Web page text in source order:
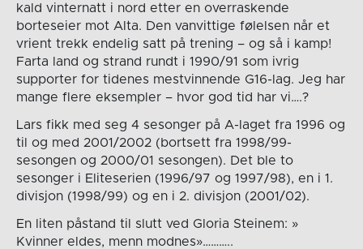
kald vinternatt i nord etter en overraskende
borteseier mot Alta. Den vanvittige følelsen når et
vrient trekk endelig satt på trening – og så i kamp!
Farta land og strand rundt i 1990/91 som ivrig
supporter for tidenes mestvinnende G16-lag. Jeg har
mange flere eksempler – hvor god tid har vi….?
Lars fikk med seg 4 sesonger på A-laget fra 1996 og
til og med 2001/2002 (bortsett fra 1998/99-
sesongen og 2000/01 sesongen). Det ble to
sesonger i Eliteserien (1996/97 og 1997/98), en i 1.
divisjon (1998/99) og en i 2. divisjon (2001/02).
En liten påstand til slutt ved Gloria Steinem: »
Kvinner eldes, menn modnes»………..